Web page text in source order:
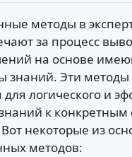
методы в
за процесс
на основе
знаний. Эти методы
для логического и
к конкретным
некоторые из
методов: